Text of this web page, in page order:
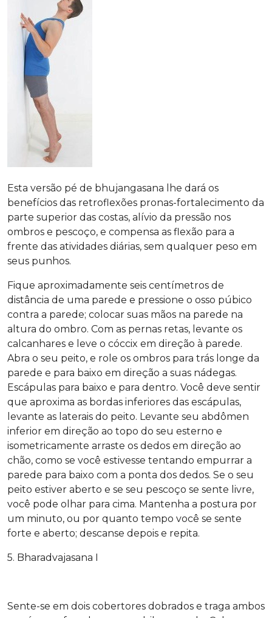
Esta versão pé de bhujangasana lhe dará os
benefícios das retroflexões pronas-fortalecimento da
parte superior das costas, alívio da pressão nos
ombros e pescoço, e compensa as flexão para a
frente das atividades diárias, sem qualquer peso em
seus punhos.
Fique aproximadamente seis centímetros de
distância de uma parede e pressione o osso púbico
contra a parede; colocar suas mãos na parede na
altura do ombro. Com as pernas retas, levante os
calcanhares e leve o cóccix em direção à parede.
Abra o seu peito, e role os ombros para trás longe da
parede e para baixo em direção a suas nádegas.
Escápulas para baixo e para dentro. Você deve sentir
que aproxima as bordas inferiores das escápulas,
levante as laterais do peito. Levante seu abdômen
inferior em direção ao topo do seu esterno e
isometricamente arraste os dedos em direção ao
chão, como se você estivesse tentando empurrar a
parede para baixo com a ponta dos dedos. Se o seu
peito estiver aberto e se seu pescoço se sente livre,
você pode olhar para cima. Mantenha a postura por
um minuto, ou por quanto tempo você se sente
forte e aberto; descanse depois e repita.
5. Bharadvajasana I
Sente-se em dois cobertores dobrados e traga ambos